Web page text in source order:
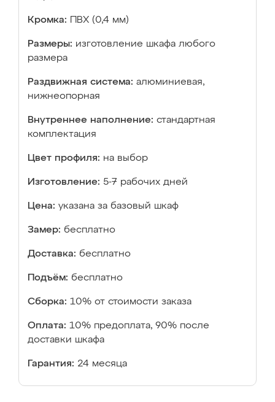
Кромка: ПВХ (0,4 мм)
Размеры: изготовление шкафа любого
размера
Раздвижная система: алюминиевая,
нижнеопорная
Внутреннее наполнение: стандартная
комплектация
Цвет профиля: на выбор
Изготовление: 5-7 рабочих дней
Цена: указана за базовый шкаф
Замер: бесплатно
Доставка: бесплатно
Подъём: бесплатно
Сборка: 10% от стоимости заказа
Оплата: 10% предоплата, 90% после
доставки шкафа
Гарантия: 24 месяца